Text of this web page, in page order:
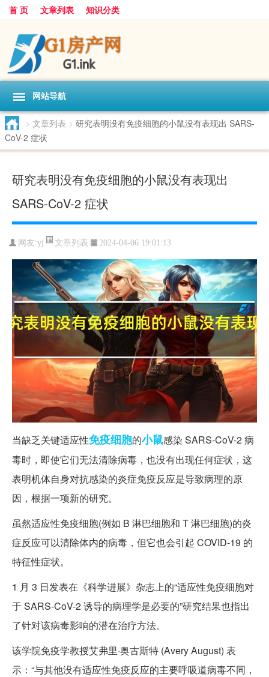
首 页 文章列表 知识分类
网站导航
> 文章列表 > 研究表明没有免疫细胞的小鼠没有表现出 SARS-
CoV-2 症状
研究表明没有免疫细胞的小鼠没有表现出
SARS-CoV-2 症状
网友:yj 文章列表 2024-04-06 19:01:13
当缺乏关键适应性免疫细胞的小鼠感染 SARS-CoV-2 病
毒时，即使它们无法清除病毒，也没有出现任何症状，这
表明机体自身对抗感染的炎症免疫反应是导致病理的原
因，根据一项新的研究。
虽然适应性免疫细胞(例如 B 淋巴细胞和 T 淋巴细胞)的炎
症反应可以清除体内的病毒，但它也会引起 COVID-19 的
特征性症状。
1 月 3 日发表在《科学进展》杂志上的“适应性免疫细胞对
于 SARS-CoV-2 诱导的病理学是必要的”研究结果也指出
了针对该病毒影响的潜在治疗方法。
该学院免疫学教授艾弗里·奥古斯特 (Avery August) 表
示：“与其他没有适应性免疫反应的主要呼吸道病毒不同，